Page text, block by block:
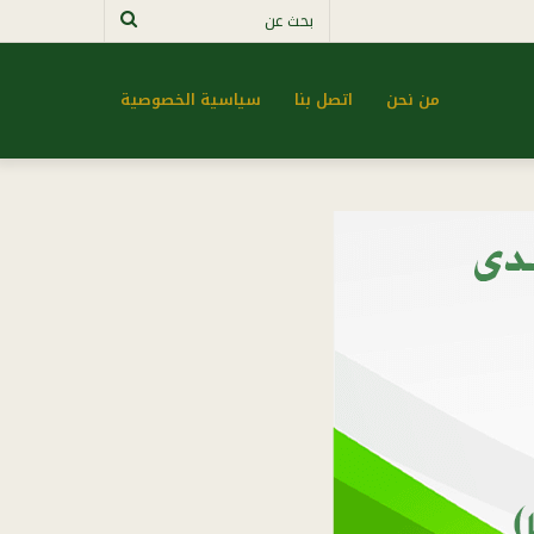
بحث
من نحن اتصل بنا سياسية الخصوصية